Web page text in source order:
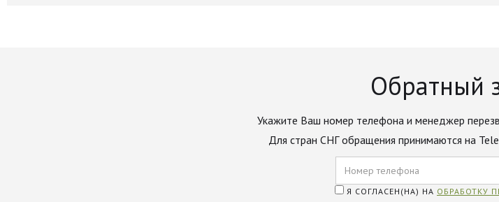
Обратный
Укажите Ваш номер телефона и менеджер
Для стран СНГ обращения принимаются на
Я СОГЛАСЕН(НА) НА ОБРАБОТКУ